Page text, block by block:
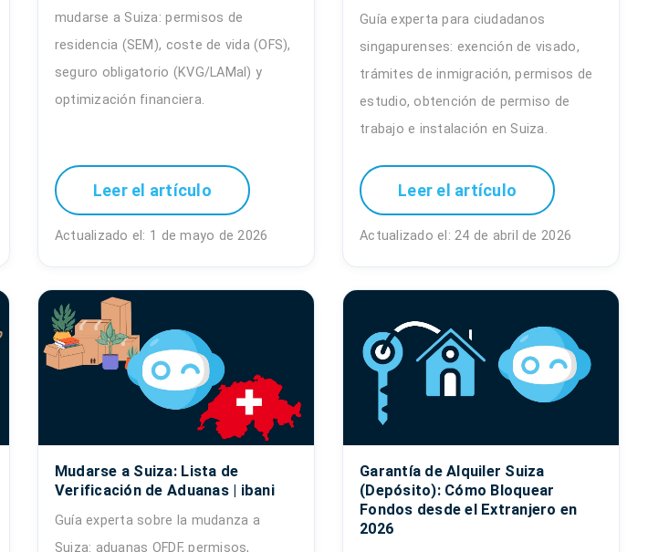
mudarse a Suiza: permisos de
residencia (SEM), coste de vida (OFS),
seguro obligatorio (KVG/LAMal) y
optimización financiera.
Leer el artículo
Actualizado el: 1 de mayo de 2026
Guía experta para ciudadanos
singapurenses: exención de visado,
trámites de inmigración, permisos de
estudio, obtención de permiso de
trabajo e instalación en Suiza.
Leer el artículo
Actualizado el: 24 de abril de 2026
Mudarse a Suiza: Lista de
Verificación de Aduanas | ibani
Guía experta sobre la mudanza a
Suiza: aduanas OFDF, permisos,
Garantía de Alquiler Suiza
(Depósito): Cómo Bloquear
Fondos desde el Extranjero en
2026